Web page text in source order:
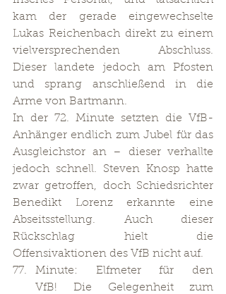
kam der gerade eingewechselte
Lukas Reichenbach direkt zu einem
vielversprechenden Abschluss.
Dieser landete jedoch am Pfosten
und sprang anschließend in die
Arme von Bartmann.
In der 72. Minute setzten die VfB-
Anhänger endlich zum Jubel für das
Ausgleichstor an – dieser verhallte
jedoch schnell. Steven Knosp hatte
zwar getroffen, doch Schiedsrichter
Benedikt Lorenz erkannte eine
Abseitsstellung. Auch dieser
Rückschlag hielt die
Offensivaktionen des VfB nicht auf.
Minute: Elfmeter für den
VfB! Die Gelegenheit zum